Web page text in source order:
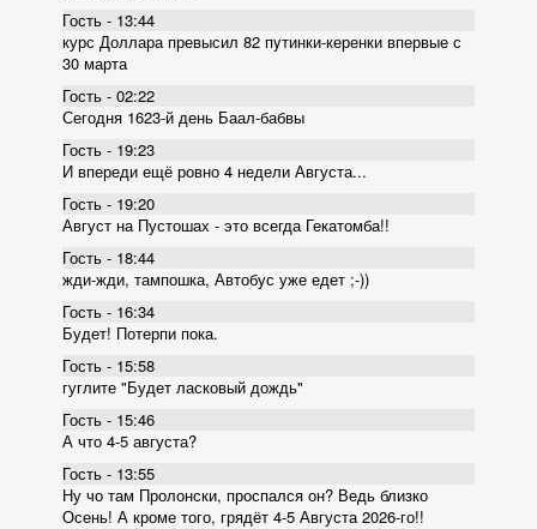
Гость - 13:44
курс Доллара превысил 82 пyтинки-керенки впервые с
30 марта
Гость - 02:22
Сегодня 1623-й день Баал-бабвы
Гость - 19:23
И впереди ещё ровно 4 недели Августа...
Гость - 19:20
Август на Пустошах - это всегда Гекатомба!!
Гость - 18:44
жди-жди, тампошка, Автобус уже едет ;-))
Гость - 16:34
Будет! Потерпи пока.
Гость - 15:58
гуглите "Будет ласковый дождь"
Гость - 15:46
А что 4-5 августа?
Гость - 13:55
Ну чо там Пролонски, проспался он? Ведь близко
Осень! А кроме того, грядёт 4-5 Августа 2026-го!!